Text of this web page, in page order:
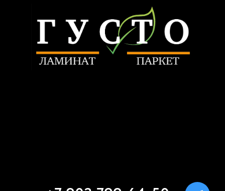
Политика конфиденциальности
www.trunilinnikita.ru